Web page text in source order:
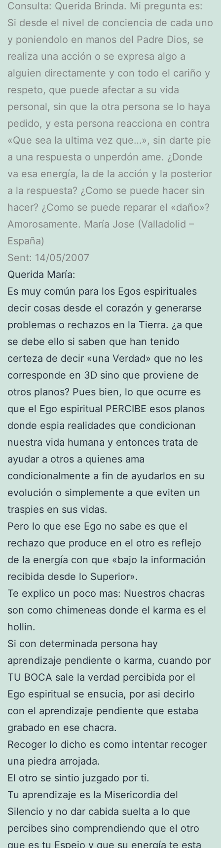
Consulta: Querida Brinda. Mi pregunta es:
Si desde el nivel de conciencia de cada uno
y poniendolo en manos del Padre Dios, se
realiza una acción o se expresa algo a
alguien directamente y con todo el cariño y
respeto, que puede afectar a su vida
personal, sin que la otra persona se lo haya
pedido, y esta persona reacciona en contra
«Que sea la ultima vez que…», sin darte pie
a una respuesta o unperdón ame. ¿Donde
va esa energía, la de la acción y la posterior
a la respuesta? ¿Como se puede hacer sin
hacer? ¿Como se puede reparar el «daño»?
Amorosamente. María Jose (Valladolid –
España)
Sent: 14/05/2007
Querida María:
Es muy común para los Egos espirituales
decir cosas desde el corazón y generarse
problemas o rechazos en la Tierra. ¿a que
se debe ello si saben que han tenido
certeza de decir «una Verdad» que no les
corresponde en 3D sino que proviene de
otros planos? Pues bien, lo que ocurre es
que el Ego espiritual PERCIBE esos planos
donde espia realidades que condicionan
nuestra vida humana y entonces trata de
ayudar a otros a quienes ama
condicionalmente a fin de ayudarlos en su
evolución o simplemente a que eviten un
traspies en sus vidas.
Pero lo que ese Ego no sabe es que el
rechazo que produce en el otro es reflejo
de la energía con que «bajo la información
recibida desde lo Superior».
Te explico un poco mas: Nuestros chacras
son como chimeneas donde el karma es el
hollin.
Si con determinada persona hay
aprendizaje pendiente o karma, cuando por
TU BOCA sale la verdad percibida por el
Ego espiritual se ensucia, por asi decirlo
con el aprendizaje pendiente que estaba
grabado en ese chacra.
Recoger lo dicho es como intentar recoger
una piedra arrojada.
El otro se sintio juzgado por ti.
Tu aprendizaje es la Misericordia del
Silencio y no dar cabida suelta a lo que
percibes sino comprendiendo que el otro
que es tu Espejo y que su energía te esta